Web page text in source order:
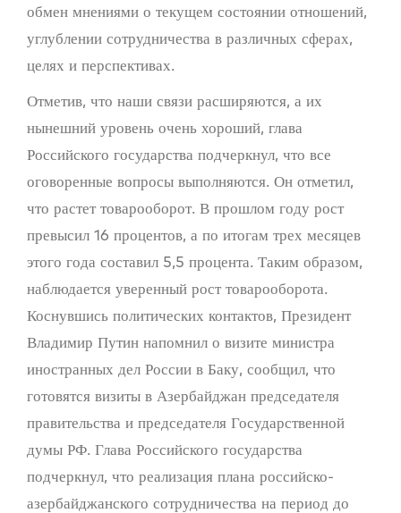
обмен мнениями о текущем состоянии отношений,
углублении сотрудничества в различных сферах,
целях и перспективах.
Отметив, что наши связи расширяются, а их
нынешний уровень очень хороший, глава
Российского государства подчеркнул, что все
оговоренные вопросы выполняются. Он отметил,
что растет товарооборот. В прошлом году рост
превысил 16 процентов, а по итогам трех месяцев
этого года составил 5,5 процента. Таким образом,
наблюдается уверенный рост товарооборота.
Коснувшись политических контактов, Президент
Владимир Путин напомнил о визите министра
иностранных дел России в Баку, сообщил, что
готовятся визиты в Азербайджан председателя
правительства и председателя Государственной
думы РФ. Глава Российского государства
подчеркнул, что реализация плана российско-
азербайджанского сотрудничества на период до